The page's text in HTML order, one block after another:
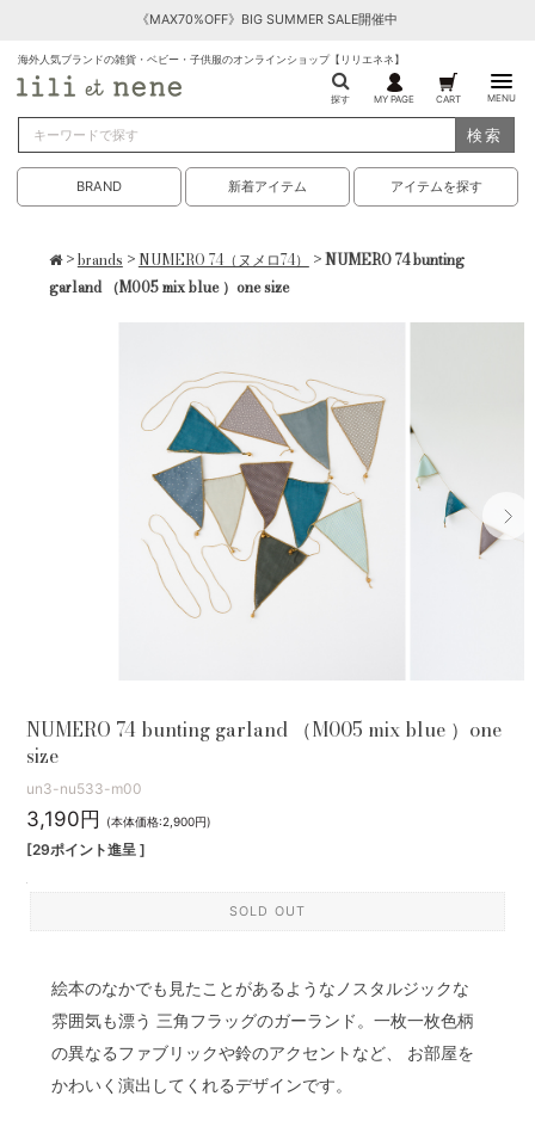
《MAX70%OFF》BIG SUMMER SALE開催中
海外人気ブランドの雑貨・ベビー・子供服のオンラインショップ【リリエネネ】
探す MY PAGE CART MENU
検索
BRAND 新着アイテム アイテムを探す
>brands > NUMERO 74（ヌメロ74） > NUMERO 74 bunting
garland （M005 mix blue ）one size
NUMERO 74 bunting garland （M005 mix blue ）one
size
un3-nu533-m00
3,190円 (本体価格:2,900円)
[29ポイント進呈 ]
SOLD OUT
絵本のなかでも見たことがあるようなノスタルジックな
雰囲気も漂う 三角フラッグのガーランド。一枚一枚色柄
の異なるファブリックや鈴のアクセントなど、 お部屋を
かわいく演出してくれるデザインです。